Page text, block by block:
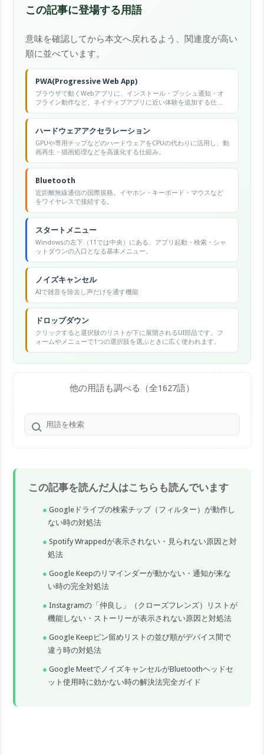
この記事に登場する用語
意味を確認してから本文へ戻れるよう、関連度が高い
順に並べています。
PWA(Progressive Web App)
ブラウザで動くWebアプリに、インストール・プッシュ通知・オ
フライン動作など、ネイティブアプリに近い体験を追加する仕組
み。
ハードウェアアクセラレーション
GPUや専用チップなどのハードウェアをCPUの代わりに活用し、動
画再生・描画処理などを高速化する仕組み。
Bluetooth
近距離無線通信の国際規格。イヤホン・キーボード・マウスなど
をワイヤレスで接続する。
スタートメニュー
Windowsの左下（11では中央）にある、アプリ起動・検索・シャ
ットダウンの入口となる基本メニュー。
ノイズキャンセル
AIで雑音を除去し声だけを通す機能
ドロップダウン
クリックすると選択肢のリストが下に展開されるUI部品です。フ
ォームやメニューで1つの選択肢を選ぶときに広く使われます。
他の用語も調べる（全1627語）
この記事を読んだ人はこちらも読んでいます
Googleドライブの検索チップ（フィルター）が動作し
ない時の対処法
Spotify Wrappedが表示されない・見られない原因と対
処法
Google Keepのリマインダーが動かない・通知が来な
い時の完全対処法
Instagramの「仲良し」（クローズフレンズ）リストが
機能しない・ストーリーが表示されない原因と対処法
Google Keepピン留めリストの並び順がデバイス間で
違う時の対処法
Google MeetでノイズキャンセルがBluetoothヘッドセ
ット使用時に効かない時の解決法完全ガイド